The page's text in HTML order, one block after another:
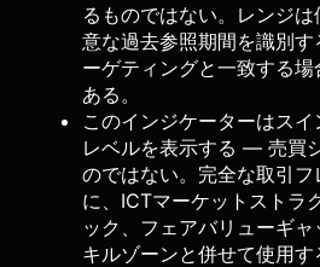
るものではない。レンジ
意な過去参照期間を識別
ーゲティングと一致する
ある。
このインジケーターはス
レベルを表示する — 売買
のではない。完全な取引
に、ICTマーケットストラ
ック、フェアバリューギャ
キルゾーンと併せて使用す